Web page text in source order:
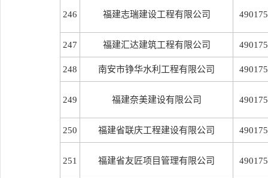
246 福建志瑞建设工程有限公司
247 福建汇达建筑工程有限公司
248 南安市铮华水利工程有限公司
249 福建奈美建设有限公司
250 福建省联庆工程建设有限公司
251 福建省友匠项目管理有限公司